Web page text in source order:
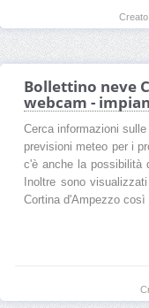
Bollettino neve
webcam -
Cerca informazioni
previsioni meteo per i
c'è anche la possibilità
Inoltre sono
Cortina d'Ampezzo così